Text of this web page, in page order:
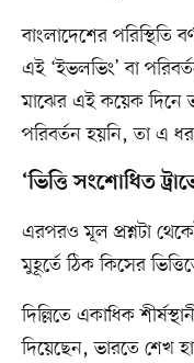
বাংলাদেশের
এই ‘ইভলভিং’ বা
মাঝের এই কয়েক দিনে
পরিবর্তন হয়নি, তা এ
‘ভিত্তি সংশোধিত
এরপরও মূল প্রশ্নটা
মুহূর্তে ঠিক কিসের
দিল্লিতে একাধিক
দিয়েছেন, ভারতে শেখ